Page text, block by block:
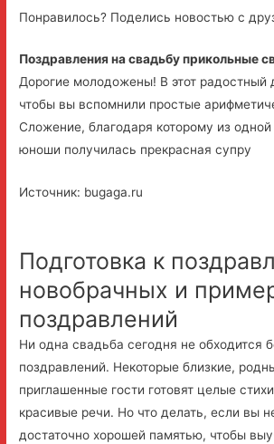
Понравилось? Поделись новостью с
Поздравления на свадьбу прикольные
Дорогие молодожены! В этот радостный
чтобы вы вспомнили простые
Сложение, благодаря которому из
юноши получилась прекрасная супру
Источник: bugaga.ru
Подготовка к
новобрачных и
поздравлений
Ни одна свадьба сегодня не обходится
поздравлений. Некоторые близкие,
приглашенные гости готовят целые
красивые речи. Но что делать, если вы
достаточно хорошей памятью, чтобы